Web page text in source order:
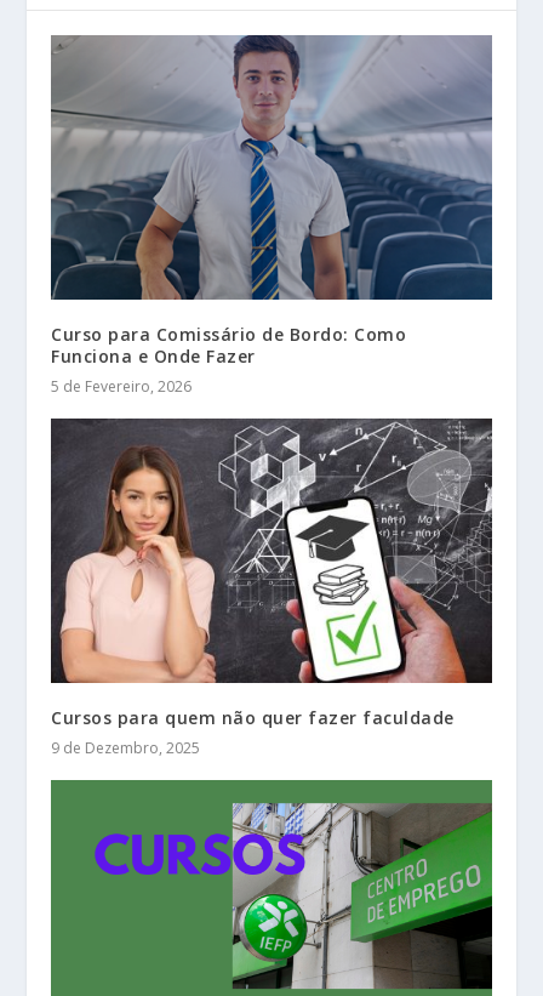
Curso para Comissário de Bordo: Como
Funciona e Onde Fazer
5 de Fevereiro, 2026
Cursos para quem não quer fazer faculdade
9 de Dezembro, 2025